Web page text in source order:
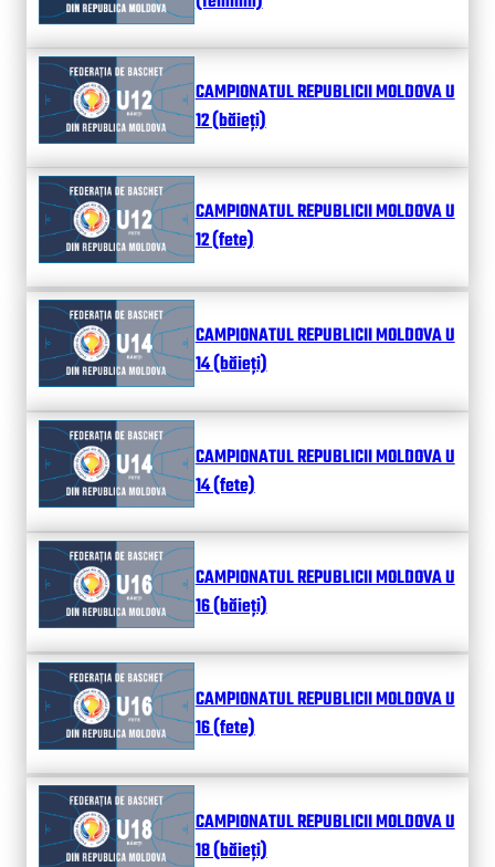
CAMPIONATUL REPUBLICII MOLDOVA U
12 (băieți)
CAMPIONATUL REPUBLICII MOLDOVA U
12 (fete)
CAMPIONATUL REPUBLICII MOLDOVA U
14 (băieți)
CAMPIONATUL REPUBLICII MOLDOVA U
14 (fete)
CAMPIONATUL REPUBLICII MOLDOVA U
16 (băieți)
CAMPIONATUL REPUBLICII MOLDOVA U
16 (fete)
CAMPIONATUL REPUBLICII MOLDOVA U
18 (băieți)